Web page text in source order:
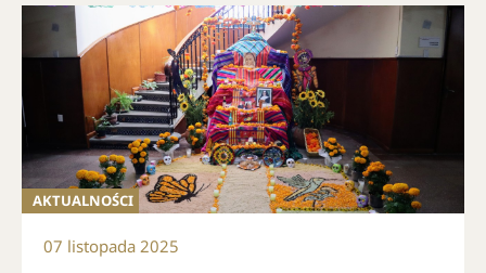
AKTUALNOŚCI
07 listopada 2025